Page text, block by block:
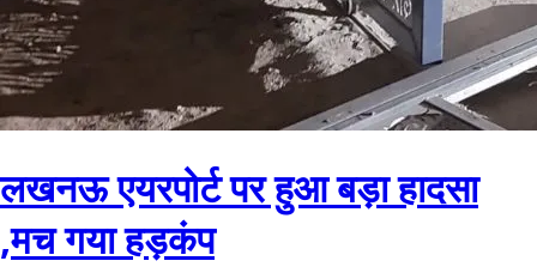
लखनऊ एयरपोर्ट पर हुआ बड़ा हादसा
,मच गया हड़कंप